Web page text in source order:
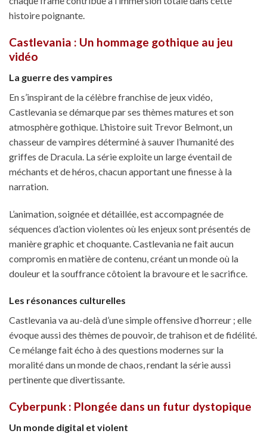
histoire poignante.
Castlevania : Un hommage gothique au jeu
vidéo
La guerre des vampires
En s’inspirant de la célèbre franchise de jeux vidéo,
Castlevania se démarque par ses thèmes matures et son
atmosphère gothique. L’histoire suit Trevor Belmont, un
chasseur de vampires déterminé à sauver l’humanité des
griffes de Dracula. La série exploite un large éventail de
méchants et de héros, chacun apportant une finesse à la
narration.
L’animation, soignée et détaillée, est accompagnée de
séquences d’action violentes où les enjeux sont présentés de
manière graphic et choquante. Castlevania ne fait aucun
compromis en matière de contenu, créant un monde où la
douleur et la souffrance côtoient la bravoure et le sacrifice.
Les résonances culturelles
Castlevania va au-delà d’une simple offensive d’horreur ; elle
évoque aussi des thèmes de pouvoir, de trahison et de fidélité.
Ce mélange fait écho à des questions modernes sur la
moralité dans un monde de chaos, rendant la série aussi
pertinente que divertissante.
Cyberpunk : Plongée dans un futur dystopique
Un monde digital et violent